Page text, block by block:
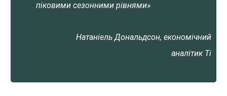
піковими сезонними рівнями»
Натаніель Дональдсон, економічний
аналітик Ti